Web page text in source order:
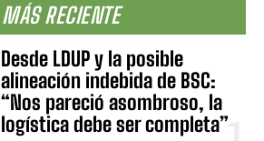
MÁS RECIENTE
Desde LDUP y la posible
alineación indebida de BSC:
“Nos pareció asombroso, la
logística debe ser completa”